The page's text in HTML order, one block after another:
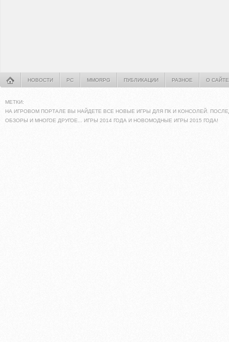
НОВОСТИ PC MMORPG ПУБЛИКАЦИИ РАЗНОЕ О САЙТЕ
МЕТКИ:
НА ИГРОВОМ ПОРТАЛЕ ВЫ НАЙДЕТЕ ВСЕ НОВЫЕ ИГРЫ ДЛЯ ПК И КОНСОЛЕЙ.
ОБЗОРЫ И МНОГОЕ ДРУГОЕ... ИГРЫ 2014 ГОДА И НОВОМОДНЫЕ ИГРЫ 2015 ГОДА!